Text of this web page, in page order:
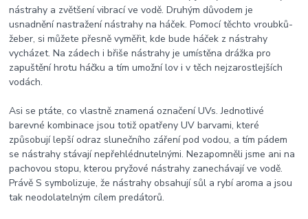
nástrahy a zvětšení vibrací ve vodě. Druhým důvodem je
usnadnění nastražení nástrahy na háček. Pomocí těchto vroubků-
žeber, si můžete přesně vyměřit, kde bude háček z nástrahy
vycházet. Na zádech i břiše nástrahy je umístěna drážka pro
zapuštění hrotu háčku a tím umožní lov i v těch nejzarostlejších
vodách.
Asi se ptáte, co vlastně znamená označení UVs. Jednotlivé
barevné kombinace jsou totiž opatřeny UV barvami, které
způsobují lepší odraz slunečního záření pod vodou, a tím pádem
se nástrahy stávají nepřehlédnutelnými. Nezapomněli jsme ani na
pachovou stopu, kterou pryžové nástrahy zanechávají ve vodě.
Právě S symbolizuje, že nástrahy obsahují sůl a rybí aroma a jsou
tak neodolatelným cílem predátorů.